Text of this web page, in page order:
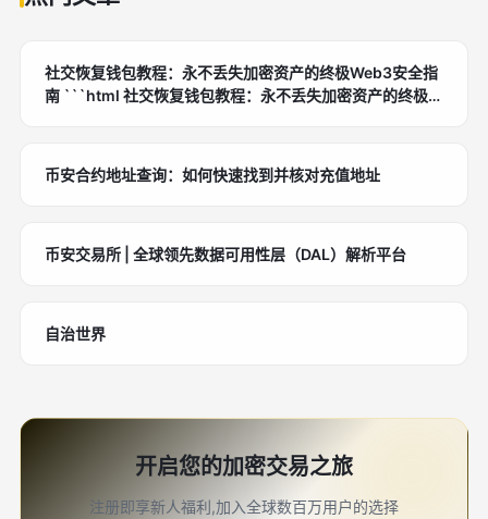
社交恢复钱包教程：永不丢失加密资产的终极Web3安全指
南 ```html 社交恢复钱包教程：永不丢失加密资产的终极
币安合约地址查询：如何快速找到并核对充值地址
币安交易所 | 全球领先数据可用性层（DAL）解析平台
自治世界
开启您的加密交易之旅
注册即享新人福利,加入全球数百万用户的选择